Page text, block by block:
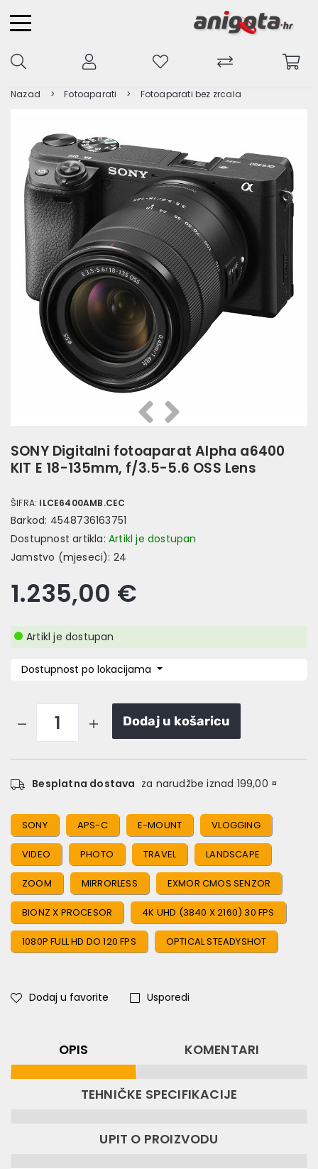
Nazad Fotoaparati Fotoaparati bez zrcala
PrethodnaSlijedeća
SONY Digitalni fotoaparat Alpha a6400
KIT E 18-135mm, f/3.5-5.6 OSS Lens
ŠIFRA: ILCE6400AMB.CEC
Barkod: 4548736163751
Dostupnost artikla: Artikl je dostupan
Jamstvo (mjeseci): 24
1.235,00 €
Artikl je dostupan
Dostupnost po lokacijama
Dodaj u košaricu
Besplatna dostava za narudžbe iznad 199,00 ¤
SONY APS-C E-MOUNT VLOGGING
VIDEO PHOTO TRAVEL LANDSCAPE
ZOOM MIRRORLESS EXMOR CMOS SENZOR
BIONZ X PROCESOR 4K UHD (3840 X 2160) 30 FPS
1080P FULL HD DO 120 FPS OPTICAL STEADYSHOT
Dodaj u favorite Usporedi
OPIS KOMENTARI
TEHNIČKE SPECIFIKACIJE
UPIT O PROIZVODU